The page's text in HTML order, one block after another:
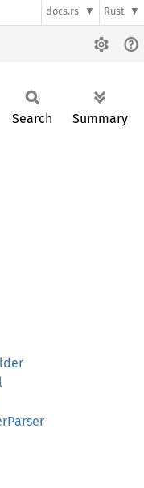
docs.rs Rust
Search Summary